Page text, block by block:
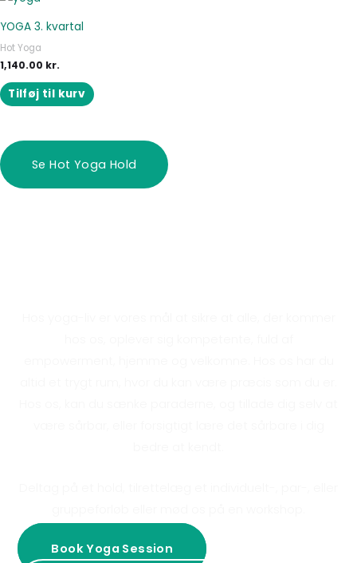
YOGA 3. kvartal
Hot Yoga
1,140.00 kr.
Tilføj til kurv
Se Hot Yoga Hold
Book Yoga Session